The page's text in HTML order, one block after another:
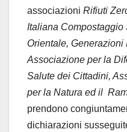
associazioni Rifiuti
Italiana
Orientale, Generazioni
Associazione per la
Salute dei Cittadini,
per la Natura ed il
prendono
dichiarazioni